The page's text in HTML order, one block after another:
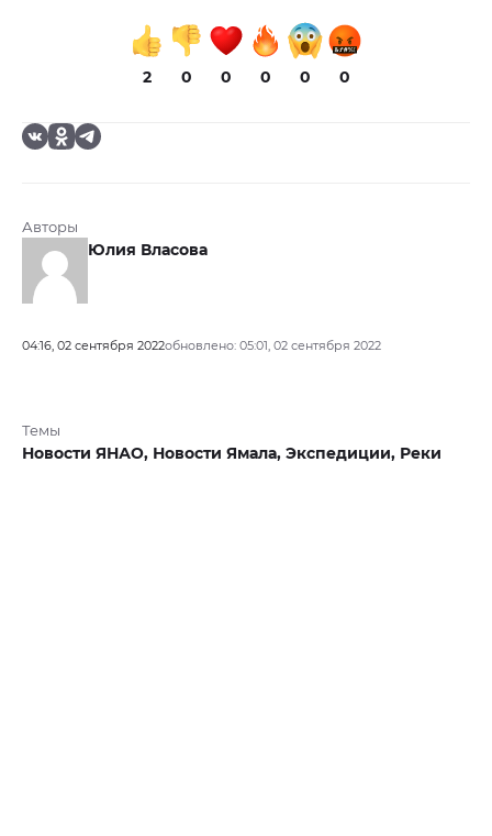
2 0 0 0 0 0
Авторы
Юлия Власова
04:16, 02 сентября 2022обновлено: 05:01, 02 сентября 2022
Темы
Новости ЯНАО, Новости Ямала, Экспедиции, Реки